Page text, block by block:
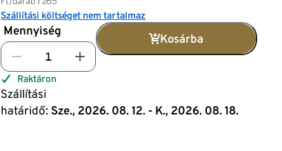
Szállítási költséget nem tartalmaz
Mennyiség
Kosárba
Raktáron
Szállítási
határidő: Sze., 2026. 08. 12. - K., 2026. 08. 18.